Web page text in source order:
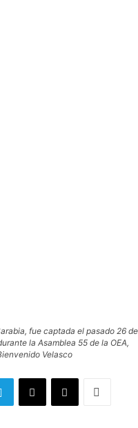
fue captada el pasado 26 de
la Asamblea 55 de la OEA,
Velasco